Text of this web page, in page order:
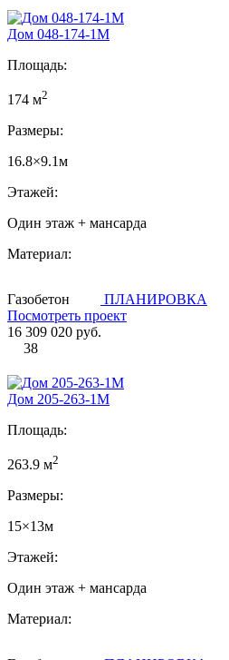
Дом 048-174-1М
Площадь:
174 м2
Размеры:
16.8×9.1м
Этажей:
Один этаж + мансарда
Материал:
Газобетон
ПЛАНИРОВКА
Посмотреть проект
16 309 020 руб.
38
Дом 205-263-1М
Площадь:
263.9 м2
Размеры:
15×13м
Этажей:
Один этаж + мансарда
Материал: